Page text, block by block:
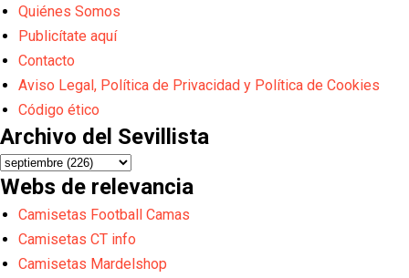
Quiénes Somos
Publicítate aquí
Contacto
Aviso Legal, Política de Privacidad y Política de Cookies
Código ético
Archivo del Sevillista
Webs de relevancia
Camisetas Football Camas
Camisetas CT info
Camisetas Mardelshop